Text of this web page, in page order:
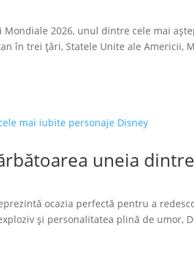
2026, unul dintre cele mai
în trei țări, Statele Unite ale Americii,
uneia
ocazia perfectă pentru a
și personalitatea plină de umor,